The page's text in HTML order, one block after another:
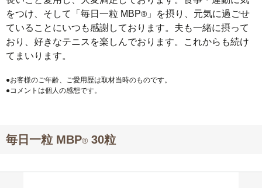
をつけ、そして「毎日一粒 MBP® 」を摂り、元気に過ごせ
ていることにいつも感謝しております。夫も一緒に摂って
おり、好きなテニスを楽しんでおります。これからも続け
てまいります。
●お客様のご年齢、ご愛用歴は取材当時のものです。
●コメントは個人の感想です。
毎日一粒 MBP® 30粒